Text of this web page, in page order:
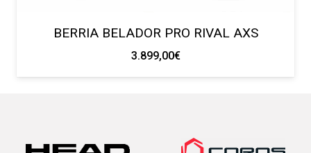
BERRIA BELADOR PRO RIVAL AXS
3.899,00€